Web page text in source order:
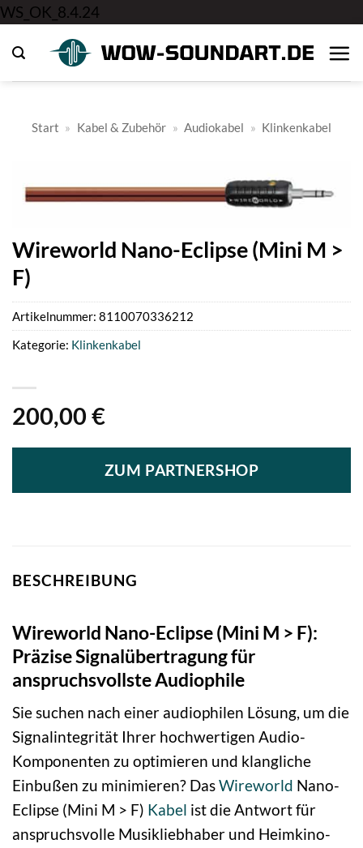
WS_OK_8.4.24
springen
Start » Kabel & Zubehör » Audiokabel » Klinkenkabel
Wireworld Nano-Eclipse (Mini M >
F)
200,00 €
ZUM PARTNERSHOP
Artikelnummer: 8110070336212
Kategorie: Klinkenkabel
BESCHREIBUNG
Wireworld Nano-Eclipse (Mini M > F):
Präzise Signalübertragung für
anspruchsvollste Audiophile
Sie suchen nach einer audiophilen Lösung, um die
Signalintegrität Ihrer hochwertigen Audio-
Komponenten zu optimieren und klangliche
Einbußen zu minimieren? DasWireworld Nano-
Eclipse (Mini M > F) Kabel ist die Antwort für
anspruchsvolle Musikliebhaber und Heimkino-